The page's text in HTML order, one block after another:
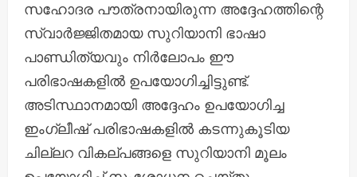
സഹോദര പൗത്രനായിരുന്ന അദ്ദേഹത്തിന്റെ
സ്വാർജ്ജിതമായ സുറിയാനി ഭാഷാ
പാണ്ഡിത്യവും നിർലോപം ഈ
പരിഭാഷകളിൽ ഉപയോഗിച്ചിട്ടുണ്ട്.
അടിസ്ഥാനമായി അദ്ദേഹം ഉപയോഗിച്ച
ഇംഗ്ലീഷ് പരിഭാഷകളിൽ കടന്നുകൂടിയ
ചില്ലറ വികല്‌പങ്ങളെ സുറിയാനി മൂലം